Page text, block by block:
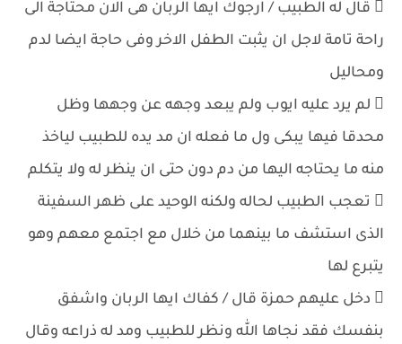
 قال له الطبيب / ارجوك ايها الربان هى الان محتاجة الى
راحة تامة لاجل ان يثبت الطفل الاخر وفى حاجة ايضا لدم
ومحاليل
 لم يرد عليه ايوب ولم يبعد وجهه عن وجهها وظل
محدقا فيها يبكى ول ما فعله ان مد يده للطبيب لياخذ
منه ما يحتاجه اليها من دم دون حتى ان ينظر له ولا يتكلم
 تعجب الطبيب لحاله ولكنه الوحيد على ظهر السفينة
الذى استشف ما بينهما من خلال مع اجتمع معهم وهو
يتبرع لها
 دخل عليهم حمزة قال / كفاك ايها الربان واشفق
بنفسك فقد نجاها الله ونظر للطبيب ومد له ذراعه وقال